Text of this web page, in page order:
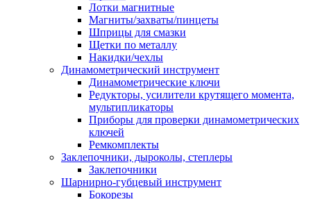
Лотки магнитные
Магниты/захваты/пинцеты
Шприцы для смазки
Щетки по металлу
Накидки/чехлы
Динамометрический инструмент
Динамометрические ключи
Редукторы, усилители крутящего момента,
мультипликаторы
Приборы для проверки динамометрических
ключей
Ремкомплекты
Заклепочники, дыроколы, степлеры
Заклепочники
Шарнирно-губцевый инструмент
Бокорезы